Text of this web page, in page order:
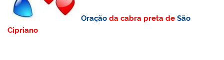
Oração da cabra preta deSão
Cipriano